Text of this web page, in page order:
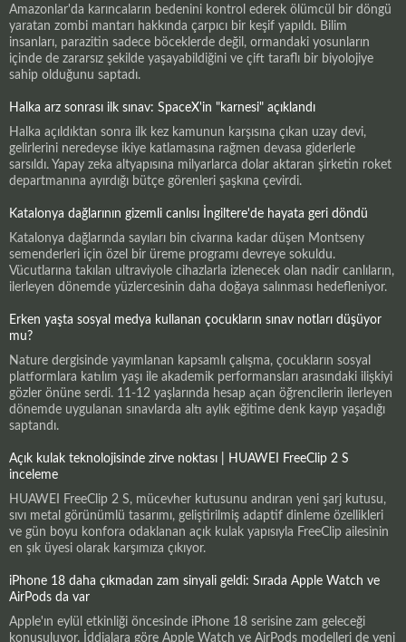
Amazonlar'da karıncaların bedenini kontrol ederek ölümcül bir döngü
yaratan zombi mantarı hakkında çarpıcı bir keşif yapıldı. Bilim
insanları, parazitin sadece böceklerde değil, ormandaki yosunların
içinde de zararsız şekilde yaşayabildiğini ve çift taraflı bir biyolojiye
sahip olduğunu saptadı.
Halka arz sonrası ilk sınav: SpaceX'in "karnesi" açıklandı
Halka açıldıktan sonra ilk kez kamunun karşısına çıkan uzay devi,
gelirlerini neredeyse ikiye katlamasına rağmen devasa giderlerle
sarsıldı. Yapay zeka altyapısına milyarlarca dolar aktaran şirketin roket
departmanına ayırdığı bütçe görenleri şaşkına çevirdi.
Katalonya dağlarının gizemli canlısı İngiltere'de hayata geri döndü
Katalonya dağlarında sayıları bin civarına kadar düşen Montseny
semenderleri için özel bir üreme programı devreye sokuldu.
Vücutlarına takılan ultraviyole cihazlarla izlenecek olan nadir canlıların,
ilerleyen dönemde yüzlercesinin daha doğaya salınması hedefleniyor.
Erken yaşta sosyal medya kullanan çocukların sınav notları düşüyor
mu?
Nature dergisinde yayımlanan kapsamlı çalışma, çocukların sosyal
platformlara katılım yaşı ile akademik performansları arasındaki ilişkiyi
gözler önüne serdi. 11-12 yaşlarında hesap açan öğrencilerin ilerleyen
dönemde uygulanan sınavlarda altı aylık eğitime denk kayıp yaşadığı
saptandı.
Açık kulak teknolojisinde zirve noktası | HUAWEI FreeClip 2 S
inceleme
HUAWEI FreeClip 2 S, mücevher kutusunu andıran yeni şarj kutusu,
sıvı metal görünümlü tasarımı, geliştirilmiş adaptif dinleme özellikleri
ve gün boyu konfora odaklanan açık kulak yapısıyla FreeClip ailesinin
en şık üyesi olarak karşımıza çıkıyor.
iPhone 18 daha çıkmadan zam sinyali geldi: Sırada Apple Watch ve
AirPods da var
Apple'ın eylül etkinliği öncesinde iPhone 18 serisine zam geleceği
konuşuluyor. İddialara göre Apple Watch ve AirPods modelleri de yeni